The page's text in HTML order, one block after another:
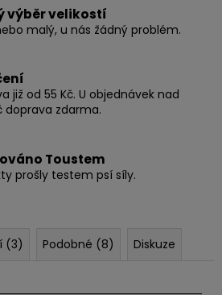
výběr velikostí
malý, u nás žádný problém.
již od 55 Kč. U objednávek nad
doprava zdarma.
Toustem
prošly testem psí síly.
(3) Podobné (8) Diskuze